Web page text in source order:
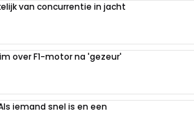
van concurrentie in jacht
over F1-motor na 'gezeur'
iemand snel is en een